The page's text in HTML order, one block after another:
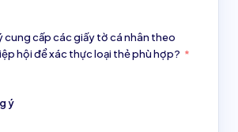
cung cấp các giấy tờ cá nhân theo
hội để xác thực loại thẻ phù hợp?
ý